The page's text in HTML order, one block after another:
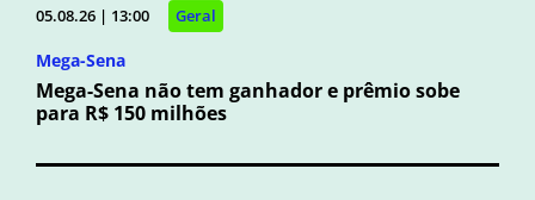
05.08.26 | 13:00 Geral
Mega-Sena
Mega-Sena não tem ganhador e prêmio sobe
para R$ 150 milhões